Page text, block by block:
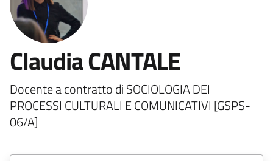
Claudia CANTALE
Docente a contratto di SOCIOLOGIA DEI
PROCESSI CULTURALI E COMUNICATIVI [GSPS-
06/A]